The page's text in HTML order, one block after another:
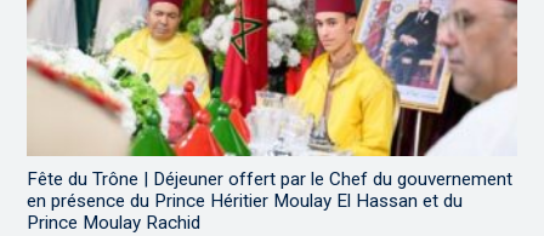
Fête du Trône | Déjeuner offert par le Chef du gouvernement
en présence du Prince Héritier Moulay El Hassan et du
Prince Moulay Rachid